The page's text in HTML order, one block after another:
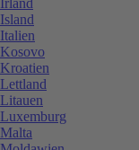
Island
Italien
Kosovo
Kroatien
Lettland
Litauen
Luxemburg
Malta